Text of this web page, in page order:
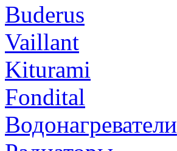
Buderus
Vaillant
Kiturami
Fondital
Водонагреватели